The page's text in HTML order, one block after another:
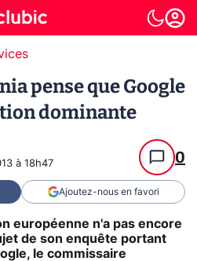
pense que Google
dominante
à 18h47 0
Ajoutez-nous en favori
européenne n'a pas encore
de son enquête portant
le commissaire